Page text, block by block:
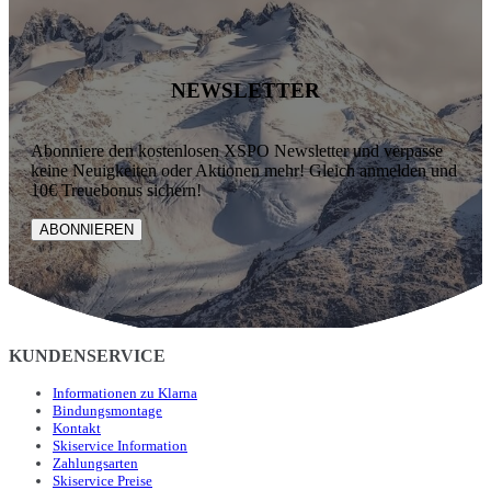
NEWSLETTER
Abonniere den kostenlosen XSPO Newsletter und verpasse
keine Neuigkeiten oder Aktionen mehr! Gleich anmelden und
10€ Treuebonus sichern!
ABONNIEREN
KUNDENSERVICE
Informationen zu Klarna
Bindungsmontage
Kontakt
Skiservice Information
Zahlungsarten
Skiservice Preise